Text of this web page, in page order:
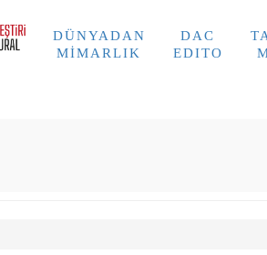
DÜNYADAN
MIMARLIK
DAC
EDITO